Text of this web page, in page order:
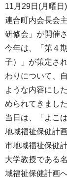
11月29日(月曜
連合町内会長会
研修会」が開催
今年は、「第４
子）」が策定さ
わりについて、
ような内容にし
められてきました
当日は、「よこ
地域福祉保健計
市地域福祉保健
大学教授である
域福祉保健計画